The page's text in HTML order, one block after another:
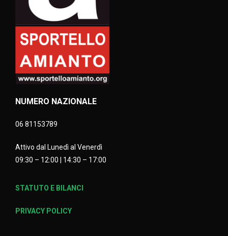
NUMERO NAZIONALE
06 81153789
Attivo dal Lunedì al Venerdì
09:30 – 12:00 | 14:30 – 17:00
STATUTO E BILANCI
PRIVACY POLICY